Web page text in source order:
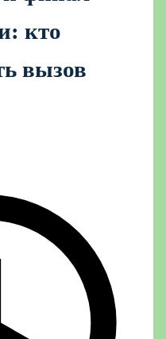
кто
вызов